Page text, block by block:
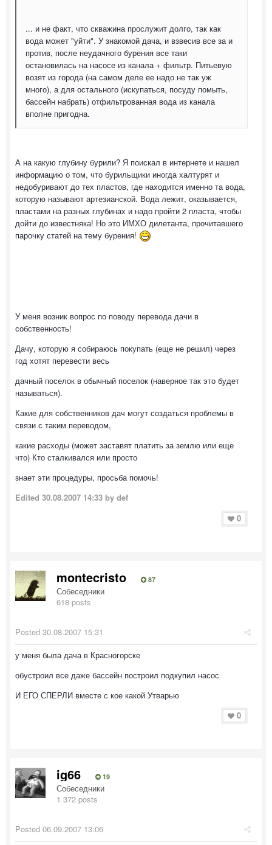
... и не факт, что скважина прослужит долго, так как
вода может "уйти". У знакомой дача, и взвесив все за и
против, после неудачного бурения все таки
остановилась на насосе из канала + фильтр. Питьевую
возят из города (на самом деле ее надо не так уж
много), а для остального (искупаться, посуду помыть,
бассейн набрать) отфильтрованная вода из канала
вполне пригодна.
А на какую глубину бурили? Я поискал в интернете и нашел
информацию о том, что бурильщики иногда халтурят и
недобуривают до тех пластов, где находится именно та вода,
которую называют артезианской. Вода лежит, оказывается,
пластами на разных глубинах и надо пройти 2 пласта, чтобы
дойти до известняка! Но это ИМХО дилетанта, прочитавшего
парочку статей на тему бурения!
У меня возник вопрос по поводу перевода дачи в
собственность!
Дачу, которую я собираюсь покупать (еще не решил) через
год хотят перевести весь
дачный поселок в обычный поселок (наверное так это будет
называться).
Какие для собственников дач могут создаться проблемы в
связи с таким переводом,
какие расходы (может заставят платить за землю или еще
что) Кто сталкивался или просто
знает эти процедуры, просьба помочь!
Edited 30.08.2007 14:33 by def
0
montecristo 87
Собеседники
618 posts
Posted 30.08.2007 15:31
у меня была дача в Красногорске
обустроил все даже бассейн построил подкупил насос
И ЕГО СПЕРЛИ вместе с кое какой Утварью
0
ig66 19
Собеседники
1 372 posts
Posted 06.09.2007 13:06